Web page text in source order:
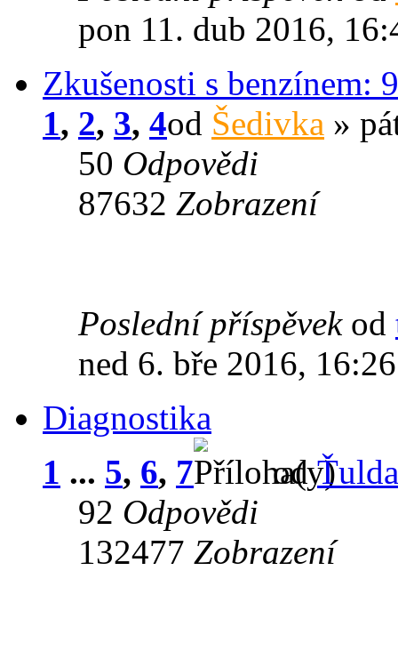
pon 11. dub 2016,
Zkušenosti s benzínem:
1, 2, 3, 4od Šedivka »
50 Odpovědi
87632 Zobrazení
Poslední příspěvek od
ned 6. bře 2016, 16:26
Diagnostika
1 ... 5, 6, 7 odŤulda
92 Odpovědi
132477 Zobrazení